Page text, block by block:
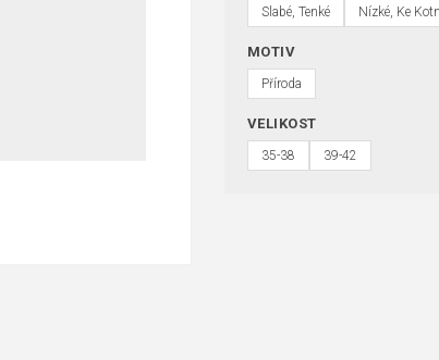
Slabé, Tenké Nízké, Ke
MOTIV
Příroda
VELIKOST
35-38 39-42